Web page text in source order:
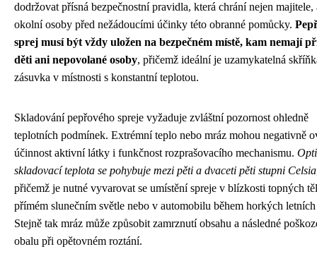
dodržovat přísná bezpečnostní pravidla, která chrání nejen majitele,
okolní osoby před nežádoucími účinky této obranné pomůcky.
sprej musí být vždy uložen na bezpečném místě, kam nemají
děti ani nepovolané osoby, přičemž ideální je uzamykatelná
zásuvka v místnosti s konstantní teplotou.
Skladování pepřového spreje vyžaduje zvláštní pozornost ohledně
teplotních podmínek. Extrémní teplo nebo mráz mohou negativně
účinnost aktivní látky i funkčnost rozprašovacího mechanismu.
skladovací teplota se pohybuje mezi pěti a dvaceti pěti stupni Celsia
přičemž je nutné vyvarovat se umístění spreje v blízkosti topných
přímém slunečním světle nebo v automobilu během horkých
Stejně tak mráz může způsobit zamrznutí obsahu a následné
obalu při opětovném roztání.